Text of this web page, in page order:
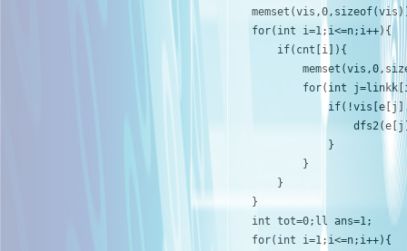
        for(int i=1;i<=n;i++){
            if(cnt[i]){
for(int
                    }
                }
            }
        }
        int tot=0;ll ans=1;
        for(int i=1;i<=n;i++){